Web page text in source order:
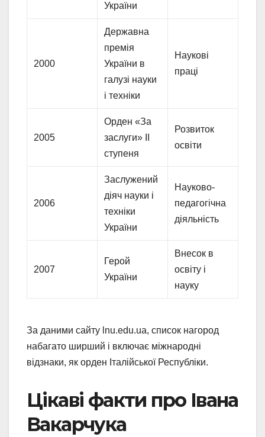
України
2000
Державна
премія
України в
галузі науки
і техніки
Наукові
праці
2005
Орден «За
заслуги» II
ступеня
Розвиток
освіти
2006
Заслужений
діяч науки і
техніки
України
Науково-
педагогічна
діяльність
2007
Герой
України
Внесок в
освіту і
науку
За даними сайту lnu.edu.ua, список нагород
набагато ширший і включає міжнародні
відзнаки, як орден Італійської Республіки.
Цікаві факти про Івана
Вакарчука